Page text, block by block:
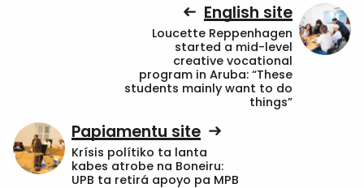
English site
Loucette Reppenhagen
started a mid-level
creative vocational
program in Aruba: “These
students mainly want to do
things”
Papiamentu site
Krísis polítiko ta lanta
kabes atrobe na Boneiru:
UPB ta retirá apoyo pa MPB